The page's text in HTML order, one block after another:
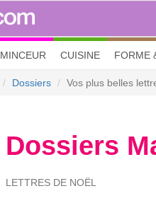
MINCEUR CUISINE FORME
Dossiers Vos plus belles
Dossiers
LETTRES DE NOËL